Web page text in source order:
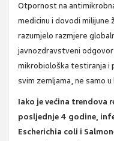
Otpornost na
medicinu i dovodi
razumjelo razmjere
javnozdravstveni
mikrobiološka testiranja
svim zemljama, ne samo
Iako je većina
posljednje 4 godine,
Escherichia coli i